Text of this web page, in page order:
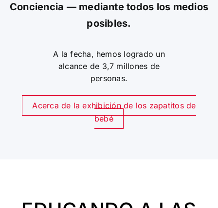
Conciencia — mediante todos los medios
posibles.
A la fecha, hemos logrado un
alcance de 3,7 millones de
personas.
Acerca de la exhibición de los zapatitos de
bebé